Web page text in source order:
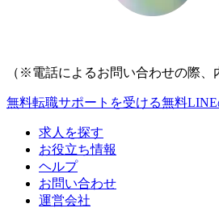
（※電話によるお問い合わせの際
無料転職サポートを受ける無料LINE
求人を探す
お役立ち情報
ヘルプ
お問い合わせ
運営会社